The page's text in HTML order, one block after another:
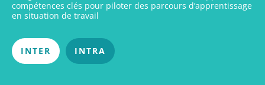
compétences clés pour piloter des parcours d’apprentissage
en situation de travail
INTER INTRA